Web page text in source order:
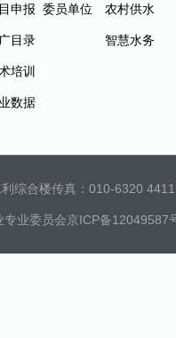
申报
目录
培训
数据
委员单位 农村供水
智慧水务
综合楼传真：010-6320
专业委员会京ICP备12049587